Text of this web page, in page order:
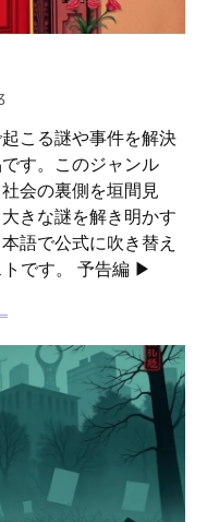
こる謎や事件を解決
す。このジャンル
会の裏側を垣間見
きな謎を解き明かす
語で公式に吹き替え
トです。 予告編 ▶